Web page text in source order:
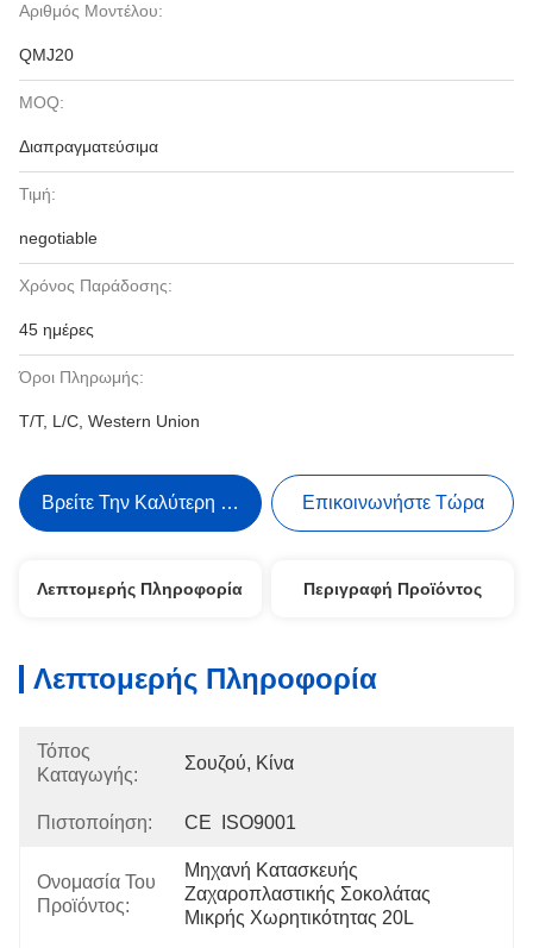
Αριθμός Μοντέλου:
QMJ20
MOQ:
Διαπραγματεύσιμα
Τιμή:
negotiable
Χρόνος Παράδοσης:
45 ημέρες
Όροι Πληρωμής:
T/T, L/C, Western Union
Βρείτε Την Καλύτερη Τιμή Επικοινωνήστε Τώρα
Λεπτομερής Πληροφορία Περιγραφή Προϊόντος
Λεπτομερής Πληροφορία
Τόπος
Καταγωγής:
Σουζού, Κίνα
Πιστοποίηση: CE  ISO9001
Ονομασία Του
Προϊόντος:
Μηχανή Κατασκευής
Ζαχαροπλαστικής Σοκολάτας
Μικρής Χωρητικότητας 20L